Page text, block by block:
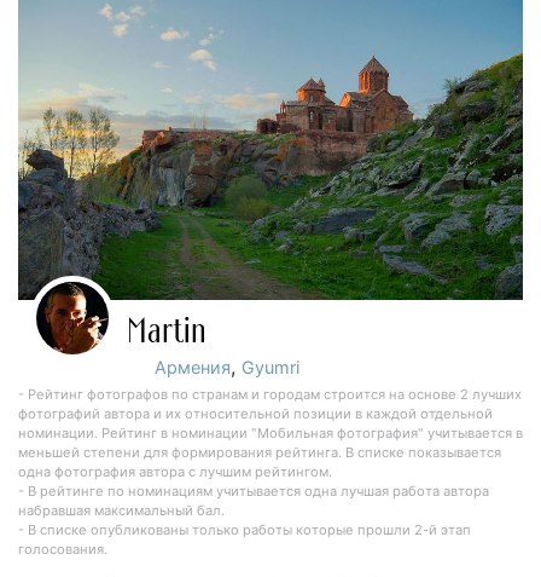
Martin
Армения, Gyumri
- Рейтинг фотографов по странам и городам строится на основе 2 лучших
фотографий автора и их относительной позиции в каждой отдельной
номинации. Рейтинг в номинации "Мобильная фотография" учитывается в
меньшей степени для формирования рейтинга. В списке показывается
одна фотография автора с лучшим рейтингом.
- В рейтинге по номинациям учитывается одна лучшая работа автора
набравшая максимальный бал.
- В списке опубликованы только работы которые прошли 2-й этап
голосования.